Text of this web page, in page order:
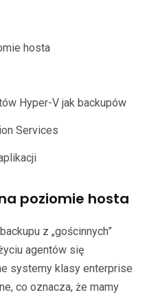
hosta
Hyper-V jak backupów
Services
poziomie hosta
z „gościnnych”
agentów się
systemy klasy enterprise
co oznacza, że mamy